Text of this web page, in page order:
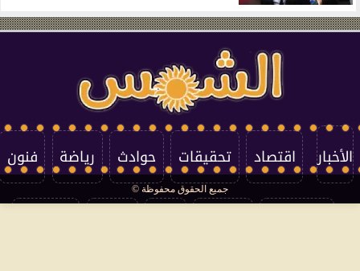
الأخبار اقتصاد تحقيقات حوادث رياضة فنون
جميع الحقوق محفوظة ©